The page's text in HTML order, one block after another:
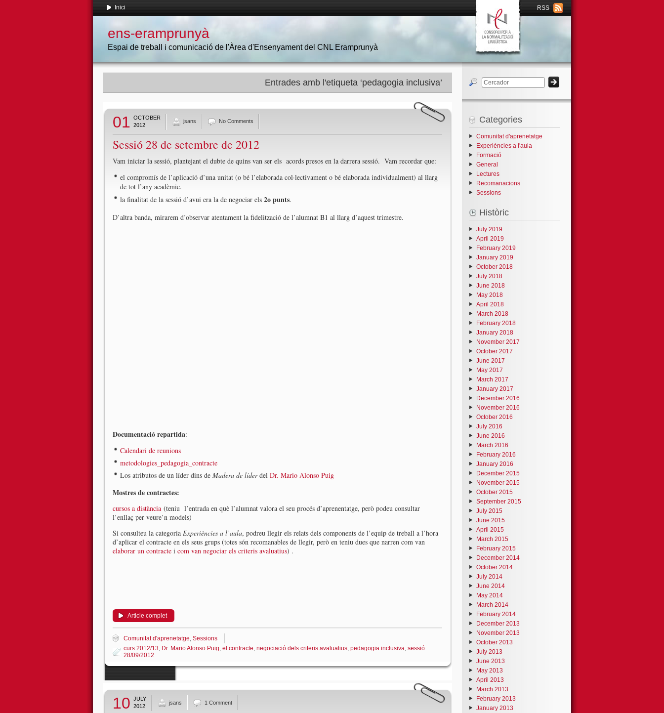
RSS
Inici
ens-eramprunyà
Espai de treball i comunicació de l'Àrea d'Ensenyament del CNL Eramprunyà
Entrades amb l'etiqueta ‘pedagogia inclusiva’
01 OCTOBER
2012
jsans No Comments
Sessió 28 de setembre de 2012
Vam iniciar la sessió, plantejant el dubte de quins van ser els acords presos en la darrera sessió. Vam recordar que:
el compromís de l’aplicació d’una unitat (o bé l’elaborada col·lectivament o bé elaborada individualment) al llarg
de tot l’any acadèmic.
la finalitat de la sessió d’avui era la de negociar els 2o punts.
D’altra banda, mirarem d’observar atentament la fidelització de l’alumnat B1 al llarg d’aquest trimestre.
Documentació repartida:
Calendari de reunions
metodologies_pedagogia_contracte
Los atributos de un líder dins de Madera de líderdel Dr. Mario Alonso Puig
Mostres de contractes:
cursos a distància (teniu l’entrada en què l’alumnat valora el seu procés d’aprenentatge, però podeu consultar
l’enllaç per veure’n models)
Si consulteu la categoria Experiències a l’aula, podreu llegir els relats dels components de l’equip de treball a l’hora
d’aplicar el contracte en els seus grups (totes són recomanables de llegir, però en teniu dues que narren com van
elaborar un contracte i com van negociar els criteris avaluatius) .
Article complet
Comunitat d'aprenetatge, Sessions
curs 2012/13, Dr. Mario Alonso Puig, el contracte, negociació dels criteris avaluatius, pedagogia inclusiva, sessió
28/09/2012
10 JULY
2012
jsans 1 Comment
Categories
Comunitat d'aprenetatge
Experiències a l'aula
Formació
General
Lectures
Recomanacions
Sessions
Històric
July 2019
April 2019
February 2019
January 2019
October 2018
July 2018
June 2018
May 2018
April 2018
March 2018
February 2018
January 2018
November 2017
October 2017
June 2017
May 2017
March 2017
January 2017
December 2016
November 2016
October 2016
July 2016
June 2016
March 2016
February 2016
January 2016
December 2015
November 2015
October 2015
September 2015
July 2015
June 2015
April 2015
March 2015
February 2015
December 2014
October 2014
July 2014
June 2014
May 2014
March 2014
February 2014
December 2013
November 2013
October 2013
July 2013
June 2013
May 2013
April 2013
March 2013
February 2013
January 2013